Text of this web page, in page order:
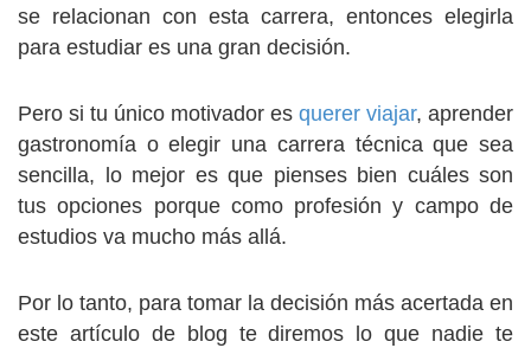
se relacionan con esta carrera, entonces elegirla
para estudiar es una gran decisión.
Pero si tu único motivador es querer viajar, aprender
gastronomía o elegir una carrera técnica que sea
sencilla, lo mejor es que pienses bien cuáles son
tus opciones porque como profesión y campo de
estudios va mucho más allá.
Por lo tanto, para tomar la decisión más acertada en
este artículo de blog te diremos lo que nadie te